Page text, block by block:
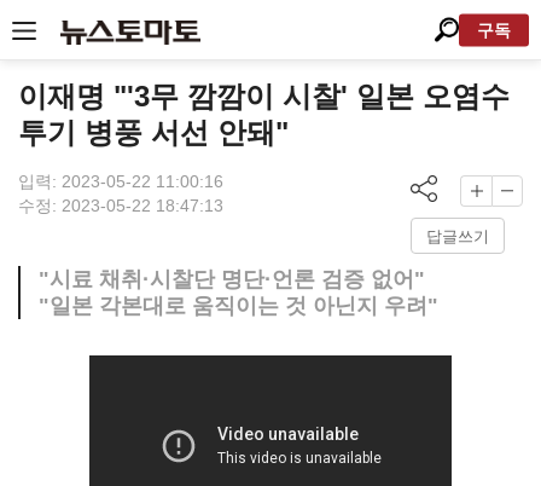
구독
이재명 "'3무 깜깜이 시찰' 일본 오염수
투기 병풍 서선 안돼"
입력: 2023-05-22 11:00:16
수정: 2023-05-22 18:47:13
답글쓰기
"시료 채취·시찰단 명단·언론 검증 없어"
"일본 각본대로 움직이는 것 아닌지 우려"